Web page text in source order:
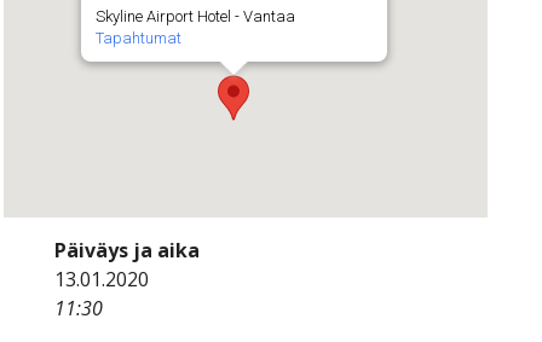
Skyline Airport Hotel - Vantaa
Tapahtumat
Päiväys ja aika
13.01.2020
11:30